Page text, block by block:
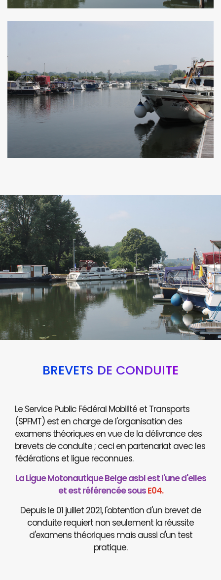
BREVETS DE CONDUITE
Le Service Public Fédéral Mobilité et Transports
(SPFMT) est en charge de l'organisation des
examens théoriques en vue de la délivrance des
brevets de conduite ; ceci en partenariat avec les
fédérations et ligue reconnues.
La Ligue Motonautique Belge asbl est l'une d'elles
et est référencée sousE04.
Depuis le 01 juillet 2021, l'obtention d'un brevet de
conduite requiert non seulement la réussite
d'examens théoriques mais aussi d'un test
pratique.